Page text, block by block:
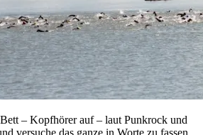
– Kopfhörer auf – laut Punkrock und
versuche das ganze in Worte zu fassen